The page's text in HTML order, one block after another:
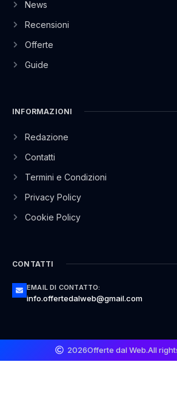
News
Recensioni
Offerte
Guide
INFORMAZIONI
Redazione
Contatti
Termini e Condizioni
Privacy Policy
Cookie Policy
CONTATTI
EMAIL DI CONTATTO:
info.offertedalweb@gmail.com
2026Offerte dal Web.All